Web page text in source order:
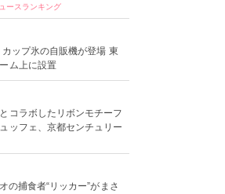
ースランキング
ップ氷の自販機が登場 東
ム上に設置
コラボしたリボンモチーフ
ッフェ、京都センチュリー
の捕食者“リッカー”がまさ